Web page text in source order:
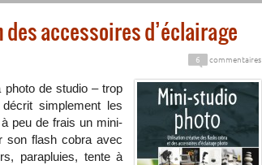
accessoires d’éclairage
6 commentaires
photo de studio – trop
simplement les
peu de frais un mini-
son flash cobra avec
parapluies, tente à